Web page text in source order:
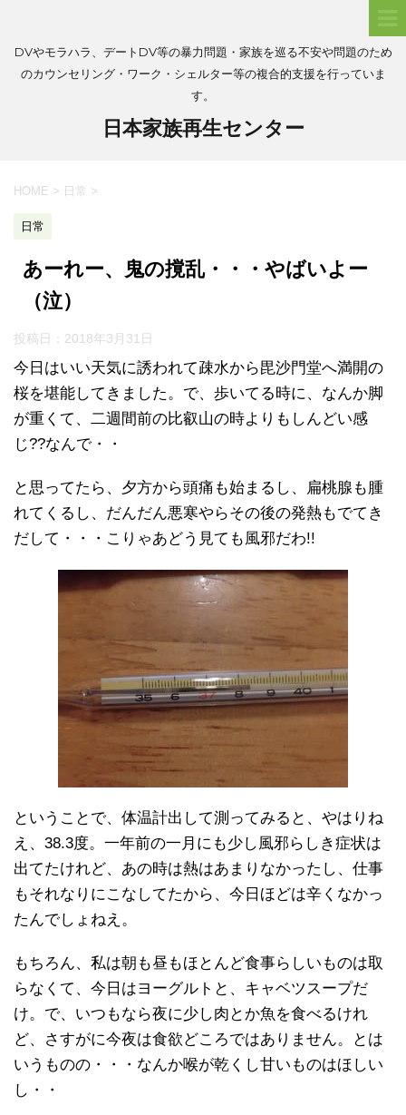
DVやモラハラ、デートDV等の暴力問題・家族を巡る不安や問題のため
のカウンセリング・ワーク・シェルター等の複合的支援を行っていま
す。
日本家族再生センター
HOME > 日常 >
日常
あーれー、鬼の撹乱・・・やばいよー
（泣）
投稿日： 2018年3月31日
今日はいい天気に誘われて疎水から毘沙門堂へ満開の
桜を堪能してきました。で、歩いてる時に、なんか脚
が重くて、二週間前の比叡山の時よりもしんどい感
じ??なんで・・
と思ってたら、夕方から頭痛も始まるし、扁桃腺も腫
れてくるし、だんだん悪寒やらその後の発熱もでてき
だして・・・こりゃあどう見ても風邪だわ!!
ということで、体温計出して測ってみると、やはりね
え、38.3度。一年前の一月にも少し風邪らしき症状は
出てたけれど、あの時は熱はあまりなかったし、仕事
もそれなりにこなしてたから、今日ほどは辛くなかっ
たんでしょねえ。
もちろん、私は朝も昼もほとんど食事らしいものは取
らなくて、今日はヨーグルトと、キャベツスープだ
け。で、いつもなら夜に少し肉とか魚を食べるけれ
ど、さすがに今夜は食欲どころではありません。とは
いうものの・・・なんか喉が乾くし甘いものはほしい
し・・